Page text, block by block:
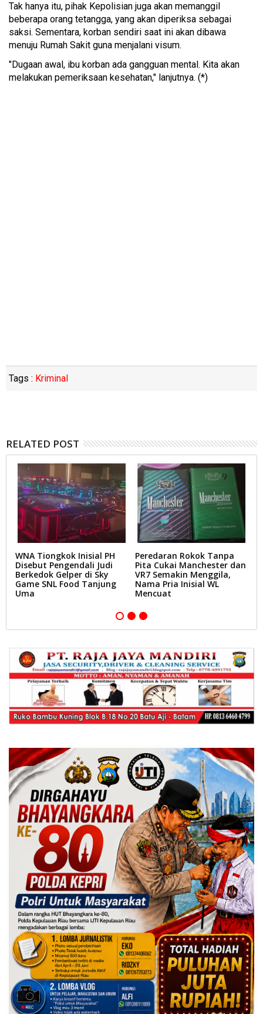
Tak hanya itu, pihak Kepolisian juga akan memanggil
beberapa orang tetangga, yang akan diperiksa sebagai
saksi. Sementara, korban sendiri saat ini akan dibawa
menuju Rumah Sakit guna menjalani visum.
"Dugaan awal, ibu korban ada gangguan mental. Kita akan
melakukan pemeriksaan kesehatan," lanjutnya. (*)
Tags : Kriminal
RELATED POST
WNA Tiongkok Inisial PH
Disebut Pengendali Judi
Berkedok Gelper di Sky
Game SNL Food Tanjung
Uma
Peredaran Rokok Tanpa
Pita Cukai Manchester dan
VR7 Semakin Menggila,
Nama Pria Inisial WL
Mencuat